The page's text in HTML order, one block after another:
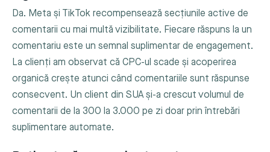
Da. Meta și TikTok recompensează secțiunile active de
comentarii cu mai multă vizibilitate. Fiecare răspuns la un
comentariu este un semnal suplimentar de engagement.
La clienți am observat că CPC-ul scade și acoperirea
organică crește atunci când comentariile sunt răspunse
consecvent. Un client din SUA și-a crescut volumul de
comentarii de la 300 la 3.000 pe zi doar prin întrebări
suplimentare automate.